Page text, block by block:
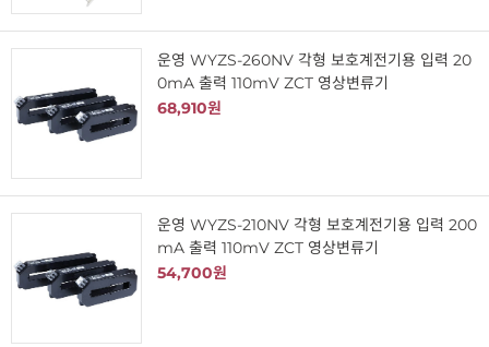
운영 WYZS-260NV 각형 보호계전기용 입력 20
0mA 출력 110mV ZCT 영상변류기
68,910원
운영 WYZS-210NV 각형 보호계전기용 입력 200
mA 출력 110mV ZCT 영상변류기
54,700원